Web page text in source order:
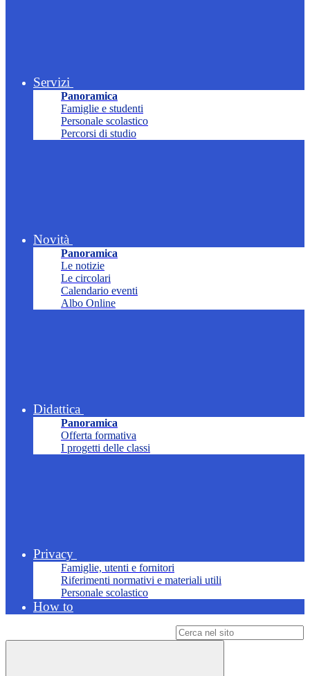
Servizi
Panoramica
Famiglie e studenti
Personale scolastico
Percorsi di studio
Novità
Panoramica
Le notizie
Le circolari
Calendario eventi
Albo Online
Didattica
Panoramica
Offerta formativa
I progetti delle classi
Privacy
Famiglie, utenti e fornitori
Riferimenti normativi e materiali utili
Personale scolastico
How to